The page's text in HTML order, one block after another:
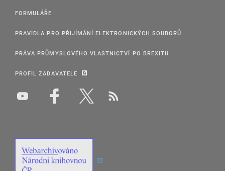
FORMULÁŘE
PRAVIDLA PRO PŘIJÍMÁNÍ ELEKTRONICKÝCH SOUBORŮ
PRÁVA PRŮMYSLOVÉHO VLASTNICTVÍ PO BREXITU
PROFIL ZADAVATELE